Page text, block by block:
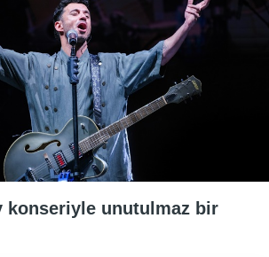
konseriyle unutulmaz bir